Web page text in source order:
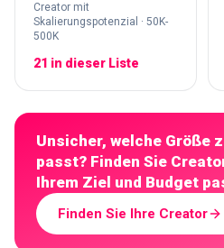
Creator mit
Skalierungspotenzial · 50K-
500K
21 in dieser Liste
Unsicher, welche Größe
passt? Finden Sie
Ihrem Ziel und Budget
Finden Sie Ihre Creator